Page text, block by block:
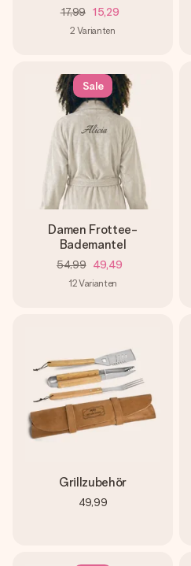
17,99 15,29
2 Varianten
Sale
Damen Frottee-
Bademantel
54,99 49,49
12Varianten
Grillzubehör
49,99